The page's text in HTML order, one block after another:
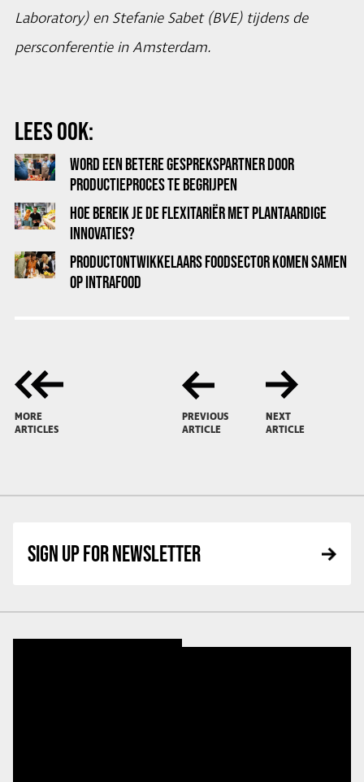
Laboratory) en Stefanie Sabet (BVE) tijdens de
persconferentie in Amsterdam.
LEES OOK:
WORD EEN BETERE GESPREKSPARTNER DOOR
PRODUCTIEPROCES TE BEGRIJPEN
HOE BEREIK JE DE FLEXITARIËR MET PLANTAARDIGE
INNOVATIES?
PRODUCTONTWIKKELAARS FOODSECTOR KOMEN SAMEN
OP INTRAFOOD
MORE
ARTICLES
PREVIOUS
ARTICLE
NEXT
ARTICLE
SIGN UP FOR NEWSLETTER